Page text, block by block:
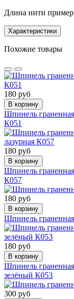
Длина нити
Характеристики
Похожие товары
180 руб
В корзину
Шпинель
К051
180 руб
В корзину
Шпинель
К057
180 руб
В корзину
Шпинель
180 руб
В корзину
Шпинель
зелёный К053
300 руб